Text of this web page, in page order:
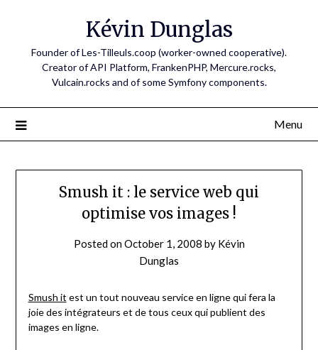
Kévin Dunglas
Founder of Les-Tilleuls.coop (worker-owned cooperative).
Creator of API Platform, FrankenPHP, Mercure.rocks,
Vulcain.rocks and of some Symfony components.
Menu
Smush it : le service web qui
optimise vos images !
Posted onOctober 1, 2008 by Kévin
Dunglas
Smush it est un tout nouveau service en ligne qui fera la
joie des intégrateurs et de tous ceux qui publient des
images en ligne.